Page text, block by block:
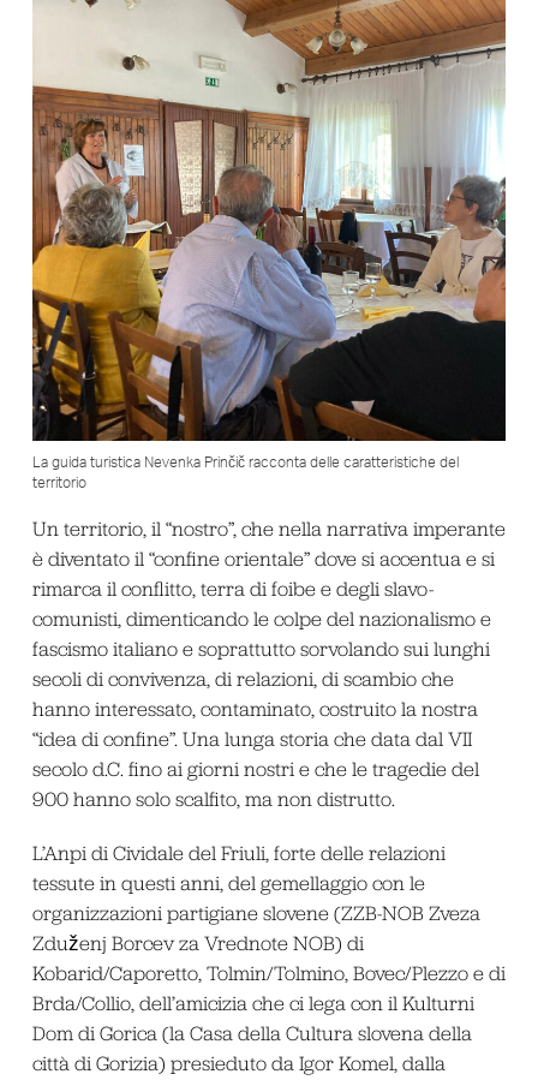
La guida turistica Nevenka Prinčič racconta delle caratteristiche del
territorio
Un territorio, il “nostro”, che nella narrativa imperante
è diventato il “confine orientale” dove si accentua e si
rimarca il conflitto, terra di foibe e degli slavo-
comunisti, dimenticando le colpe del nazionalismo e
fascismo italiano e soprattutto sorvolando sui lunghi
secoli di convivenza, di relazioni, di scambio che
hanno interessato, contaminato, costruito la nostra
“idea di confine”. Una lunga storia che data dal VII
secolo d.C. fino ai giorni nostri e che le tragedie del
900 hanno solo scalfito, ma non distrutto.
L’Anpi di Cividale del Friuli, forte delle relazioni
tessute in questi anni, del gemellaggio con le
organizzazioni partigiane slovene (ZZB-NOB Zveza
Zduženj Borcev za Vrednote NOB) di
Kobarid/Caporetto, Tolmin/Tolmino, Bovec/Plezzo e di
Brda/Collio, dell’amicizia che ci lega con il Kulturni
Dom di Gorica (la Casa della Cultura slovena della
città di Gorizia) presieduto da Igor Komel, dalla